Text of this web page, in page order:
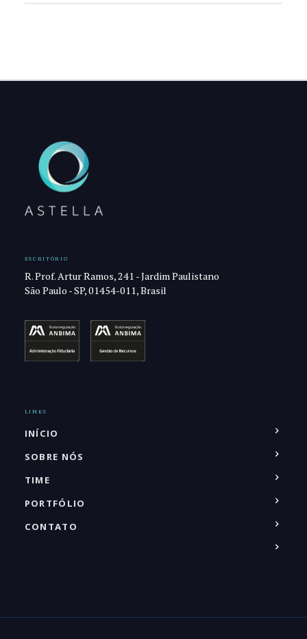
ESCRITÓRIO
R. Prof. Artur Ramos, 241 - Jardim Paulistano
São Paulo - SP, 01454-011, Brasil
LINKS
INÍCIO
SOBRE NÓS
TIME
PORTFÓLIO
CONTATO